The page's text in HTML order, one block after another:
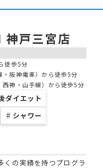
神戸三宮店
徒歩5分
阪神電車）から徒歩5分
神・山手線）から徒歩5分
ダイエット
♯ シャワー
くの実績を持つプログラ